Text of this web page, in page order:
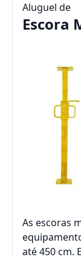
Aluguel de
Escora
As escoras
até 450 cm.